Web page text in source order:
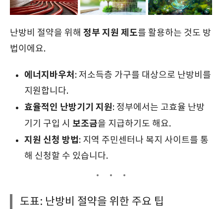
난방비 절약을 위해 정부 지원 제도를 활용하는 것도 방
법이에요.
에너지바우처 : 저소득층 가구를 대상으로 난방비를
지원합니다.
효율적인 난방기기 지원: 정부에서는 고효율 난방
기기 구입 시 보조금을 지급하기도 해요.
지원 신청 방법: 지역 주민센터나 복지 사이트를 통
해 신청할 수 있습니다.
도표: 난방비 절약을 위한 주요 팁